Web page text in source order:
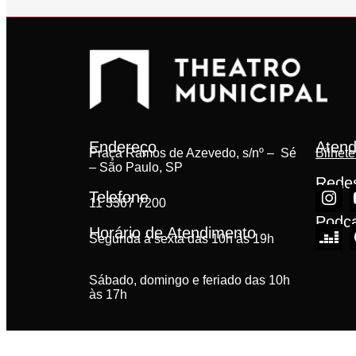
Endereço
Praça Ramos de Azevedo, s/nº – Sé
– São Paulo, SP
Telefone
11 3367 7200
Horário de Atendimento
Segunda à sexta das 10h às 19h
Sábado, domingo e feriado das 10h
às 17h